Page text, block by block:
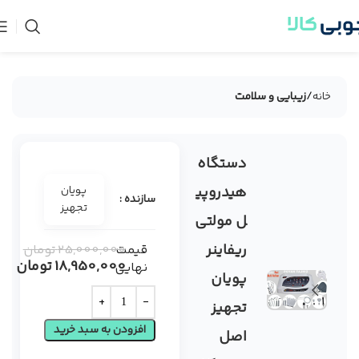
خانه زیبایی و سلامت
دستگاه
هیدروپی
ل مولتی
ریفاینر
پویان
تجهیز
اصل
سازنده :
پویان
تجهیز
قیمت
نهایی
25,000,000تومان
18,950,000تومان
افزودن به سبد خرید